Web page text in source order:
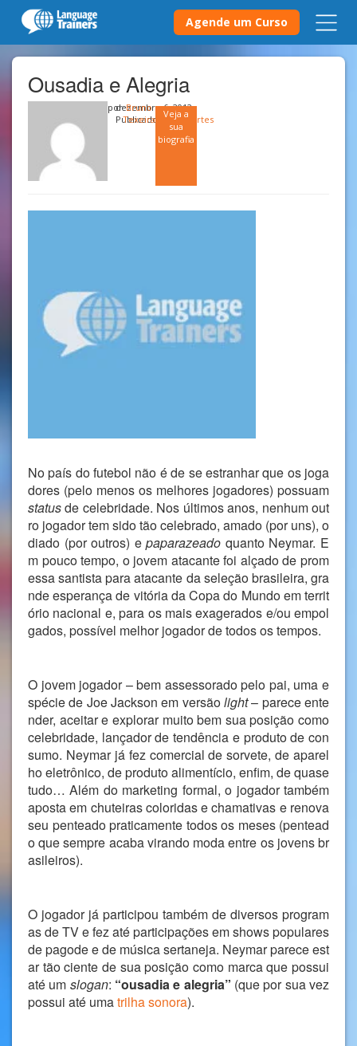
Agende um Curso
Ousadia e Alegria
por Bruno
Texeira
Veja a
sua
biografia
dezembro 6, 2012
Publicado emEsportes
No país do futebol não é de se estranhar que os joga
dores (pelo menos os melhores jogadores) possuam
statusde celebridade. Nos últimos anos, nenhum out
ro jogador tem sido tão celebrado, amado (por uns), o
diado (por outros) epaparazeado quanto Neymar. E
m pouco tempo, o jovem atacante foi alçado de prom
essa santista para atacante da seleção brasileira, gra
nde esperança de vitória da Copa do Mundo em territ
ório nacional e, para os mais exagerados e/ou empol
gados, possível melhor jogador de todos os tempos.
O jovem jogador – bem assessorado pelo pai, uma e
spécie de Joe Jackson em versãolight– parece ente
nder, aceitar e explorar muito bem sua posição como
celebridade, lançador de tendência e produto de con
sumo. Neymar já fez comercial de sorvete, de aparel
ho eletrônico, de produto alimentício, enfim, de quase
tudo… Além do marketing formal, o jogador também
aposta em chuteiras coloridas e chamativas e renova
seu penteado praticamente todos os meses (pentead
o que sempre acaba virando moda entre os jovens br
asileiros).
O jogador já participou também de diversos program
as de TV e fez até participações em shows populares
de pagode e de música sertaneja. Neymar parece est
ar tão ciente de sua posição como marca que possui
até um slogan: “ousadia e alegria” (que por sua vez
possui até umatrilha sonora).